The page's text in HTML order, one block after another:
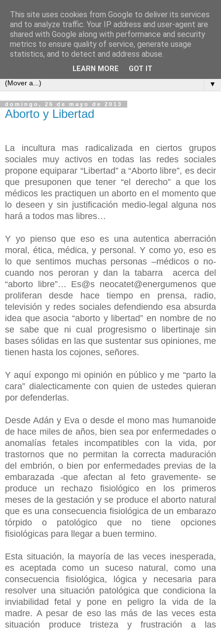
COSAS MIAS
Cuaderno de apuntes, opiniones, reflexiones y embustes de
Celso Pareja-Obregón López-Pazo y familia.
▼
domingo, 26 de mayo de 2013
Aborto y Libertad
La incultura mas radicalizada en ciertos grupos
sociales muy activos en todas las redes sociales
propone equiparar “Libertad” a “Aborto libre”, es decir
que presuponen que tener “el derecho” a que los
médicos les practiquen un aborto en el momento que
lo deseen y sin justificación medio-legal alguna nos
hará a todos mas libres…
Y yo pienso que eso es una autentica aberración
moral, ética, médica, y personal. Y como yo, eso es
lo que sentimos muchas personas –médicos o no-
cuando nos peroran y dan la tabarra
acerca del
“aborto libre”… Es@s neocatet@energumenos que
proliferan desde hace tiempo en prensa, radio,
televisión y redes sociales defendiendo esa absurda
idea que asocia “aborto y libertad” en nombre de no
se sabe que ni cual progresismo o libertinaje sin
bases sólidas en las que sustentar sus opiniones, me
tienen hasta los cojones, señores.
Y aquí expongo mi opinión en público y me “parto la
cara” dialecticamente con quien de ustedes quieran
por defenderlas.
Desde Adán y Eva o desde el mono mas humanoide
de hace miles de años, bien sea por enfermedades o
anomalías fetales incompatibles con la vida, por
trastornos que no permitan la correcta maduración
del embrión, o bien por enfermedades previas de la
embarazada -que afectan al feto gravemente- se
produce un rechazo fisiológico en los primeros
meses de la gestación y se produce el aborto natural
que es una consecuencia fisiológica de un embarazo
tórpido o patológico que no tiene opciones
fisiológicas para llegar a buen termino.
Esta situación, la mayoría de las veces inesperada,
es aceptada como un suceso natural, como una
consecuencia fisiológica, lógica y necesaria para
resolver una situación patológica que condiciona la
inviabilidad fetal y pone en peligro la vida de la
madre. A pesar de eso las más de las veces esta
situación produce tristeza y frustración a las
This site uses cookies from Google to deliver its services
and to analyze traffic. Your IP address and user-agent are
shared with Google along with performance and security
metrics to ensure quality of service, generate usage
statistics, and to detect and address abuse.
LEARN MORE GOT IT